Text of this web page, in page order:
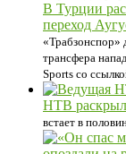
В Турции
переход
«Трабзонспор»
трансфера
Sports со
НТВ
встает в